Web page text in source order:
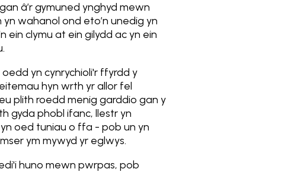
â’r gymuned ynghyd mewn
wahanol ond eto’n unedig yn
ein clymu at ein gilydd ac yn ein
yn cynrychioli'r ffyrdd y
hyn wrth yr allor fel
plith roedd menig garddio gan y
gyda phobl ifanc, llestr yn
oed tuniau o ffa - pob un yn
ym mywyd yr eglwys.
huno mewn pwrpas, pob